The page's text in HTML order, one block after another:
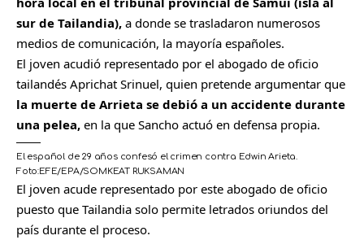
sur de Tailandia), a donde se trasladaron numerosos
medios de comunicación, la mayoría españoles.
El joven acudió representado por el abogado de oficio
tailandés Aprichat Srinuel, quien pretende argumentar que
la muerte de Arrieta se debió a un accidente durante
una pelea, en la que Sancho actuó en defensa propia.
El español de 29 años confesó el crimen contra Edwin Arieta.
Foto:EFE/EPA/SOMKEAT RUKSAMAN
C
o
m
El joven acude representado por este abogado de oficio
puesto que Tailandia solo permite letrados oriundos del
país durante el proceso.